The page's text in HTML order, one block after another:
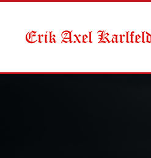
Skip to main content